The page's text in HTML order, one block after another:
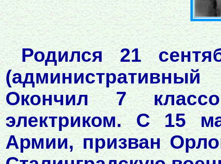
Родился 21
Окончил 7
электриком. С 15
Армии, призван